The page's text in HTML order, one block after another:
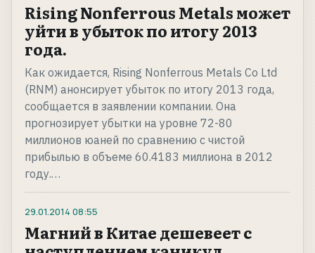
Rising Nonferrous Metals может
уйти в убыток по итогу 2013
года.
Как ожидается, Rising Nonferrous Metals Co Ltd
(RNM) анонсирует убыток по итогу 2013 года,
сообщается в заявлении компании. Она
прогнозирует убытки на уровне 72-80
миллионов юаней по сравнению с чистой
прибылью в объеме 60.4183 миллиона в 2012
году.…
29.01.2014 08:55
Магний в Китае дешевеет с